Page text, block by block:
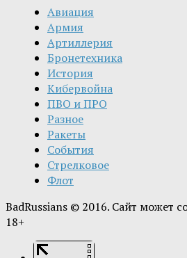
Авиация
Армия
Артиллерия
Бронетехника
История
Кибервойна
ПВО и ПРО
Разное
Ракеты
События
Стрелковое
Флот
BadRussians © 2016. Сайт может
18+